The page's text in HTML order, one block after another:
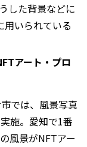
した背景などに
用いられている
アート・プロ
では、風景写真
施。愛知で1番
風景がNFTアー